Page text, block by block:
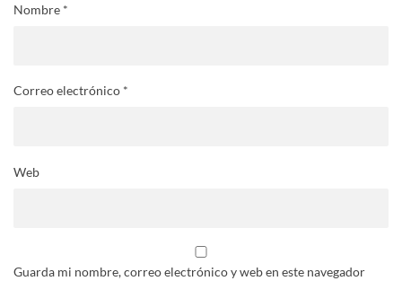
Nombre *
Correo electrónico *
Web
Guarda mi nombre, correo electrónico y web en este navegador